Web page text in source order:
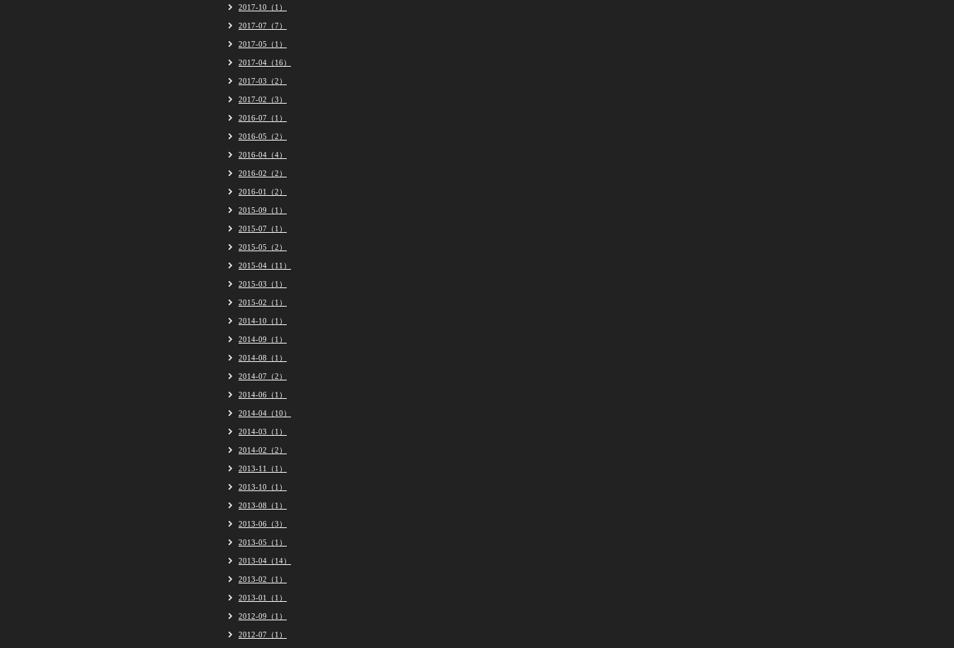
2017-10（1）
2017-07（7）
2017-05（1）
2017-04（16）
2017-03（2）
2017-02（3）
2016-07（1）
2016-05（2）
2016-04（4）
2016-02（2）
2016-01（2）
2015-09（1）
2015-07（1）
2015-05（2）
2015-04（11）
2015-03（1）
2015-02（1）
2014-10（1）
2014-09（1）
2014-08（1）
2014-07（2）
2014-06（1）
2014-04（10）
2014-03（1）
2014-02（2）
2013-11（1）
2013-10（1）
2013-08（1）
2013-06（3）
2013-05（1）
2013-04（14）
2013-02（1）
2013-01（1）
2012-09（1）
2012-07（1）